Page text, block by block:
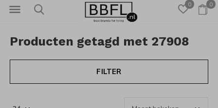
0 0
Producten getagd met 27908
FILTER